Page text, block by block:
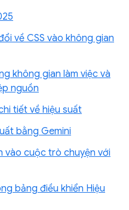
về CSS vào không gian
không gian làm việc và
nguồn
tiết về hiệu suất
bằng Gemini
vào cuộc trò chuyện với
bảng điều khiển Hiệu